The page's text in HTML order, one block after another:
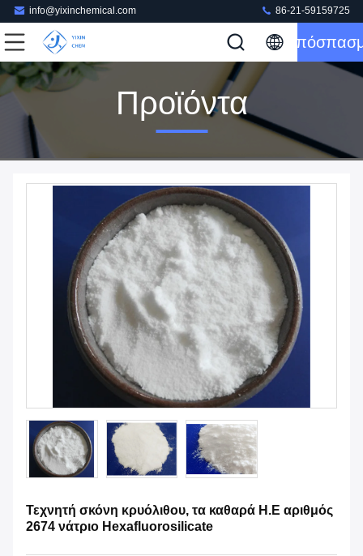
info@yixinchemical.com 86-21-59159725
Προϊόντα
Τεχνητή σκόνη κρυόλιθου, τα καθαρά Η.Ε αριθμός
2674 νάτριο Hexafluorosilicate